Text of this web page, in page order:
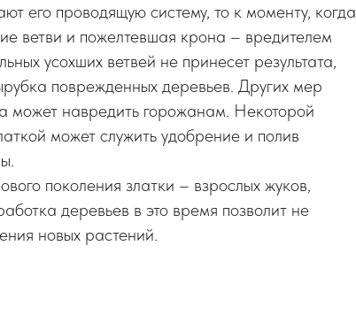
его проводящую систему, то к моменту, когда
ветви и пожелтевшая крона – вредителем
усохших ветвей не принесет результата,
поврежденных деревьев. Других мер
может навредить горожанам. Некоторой
может служить удобрение и полив
поколения златки – взрослых жуков,
деревьев в это время позволит не
новых растений.